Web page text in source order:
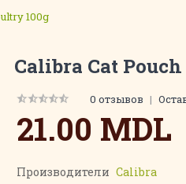
100g
Calibra Cat
0 отзывов |
21.00 MDL
Производители Calibra